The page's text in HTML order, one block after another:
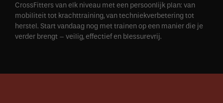
CrossFitters van elk niveau met een persoonlijk plan: van
mobiliteit tot krachttraining, van techniekverbetering tot
herstel. Start vandaag nog met trainen op een manier die je
verder brengt – veilig, effectief en blessurevrij.